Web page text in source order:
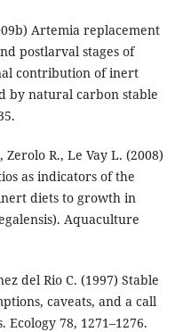
Artemia replacement
postlarval stages of
contribution of inert
by natural carbon stable
Zerolo R., Le Vay L. (2008)
as indicators of the
diets to growth in
Aquaculture
del Rio C. (1997) Stable
caveats, and a call
78, 1271–1276.